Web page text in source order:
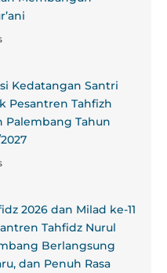
Kedatangan Santri
Pesantren Tahfizh
Palembang Tahun
2026 dan Milad ke-11
Tahfidz Nurul
Berlangsung
dan Penuh Rasa